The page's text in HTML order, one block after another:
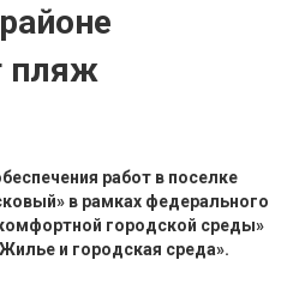
пляж
работ в поселке
в рамках федерального
городской среды»
и городская среда».